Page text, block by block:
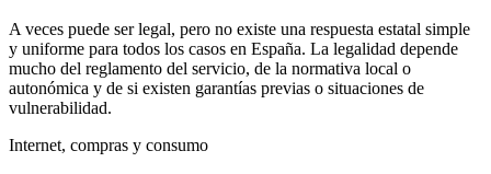
A veces puede ser legal, pero no existe una respuesta estatal simple
y uniforme para todos los casos en España. La legalidad depende
mucho del reglamento del servicio, de la normativa local o
autonómica y de si existen garantías previas o situaciones de
vulnerabilidad.
Internet, compras y consumo